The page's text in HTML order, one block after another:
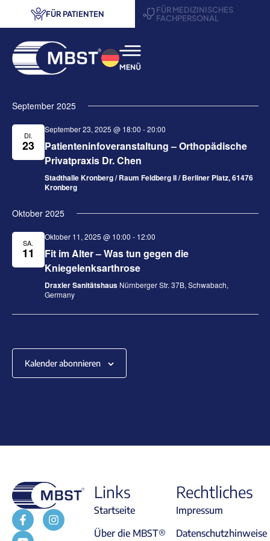
FÜR PATIENTEN
FÜR MEDIZINISCHES
FACHPERSONAL
September 2025
DI.
23
September 23, 2025 @ 18:00 -20:00
Patienteninfoveranstaltung – Orthopädische
Privatpraxis Dr. Chen
Stadthalle Kronberg / Raum Feldberg II / Berliner Platz, 61476
Kronberg
Oktober 2025
SA.
11
Oktober 11, 2025 @ 10:00 - 12:00
Fit im Alter – Was tun gegen die
Kniegelenksarthrose
Draxler Sanitätshaus Nürnberger Str. 37B, Schwabach,
Germany
Kalender abonnieren
Links
Startseite
Über die MBST®
Rechtliches
Impressum
Datenschutzhinweise